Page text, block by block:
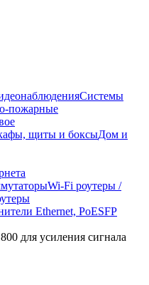
Системы
пожарные
щиты и боксыДом и
Wi-Fi роутеры /
Ethernet, PoESFP
для усиления сигнала